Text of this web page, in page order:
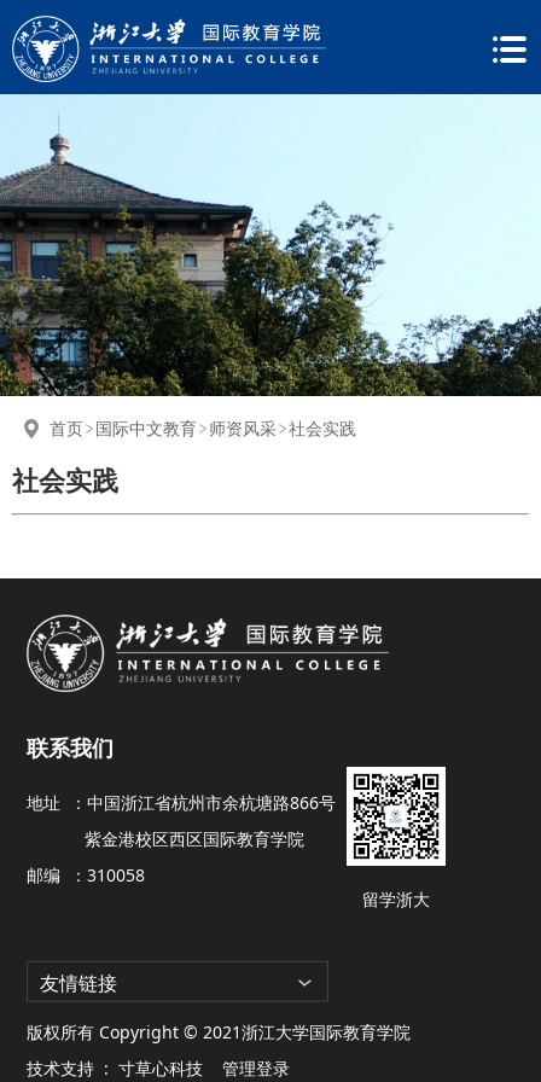
首页 国际中文教育 师资风采 社会实践
社会实践
联系我们
地址 ：中国浙江省杭州市余杭塘路866号
紫金港校区西区国际教育学院
邮编 ：310058
留学浙大
友情链接
版权所有 Copyright © 2021浙江大学国际教育学院
技术支持 :寸草心科技 管理登录